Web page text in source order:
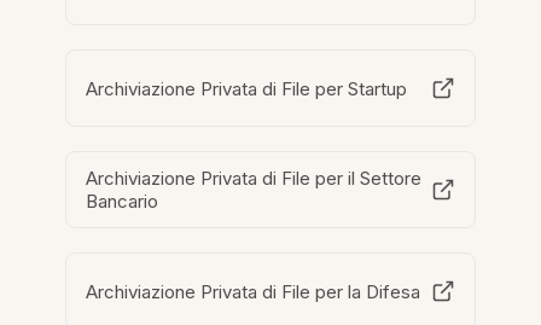
Archiviazione Privata di File per Startup
Archiviazione Privata di File per il Settore
Bancario
Archiviazione Privata di File per la Difesa